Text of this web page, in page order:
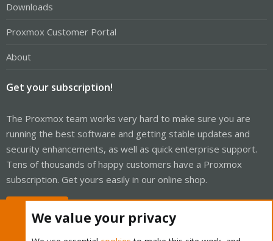
Downloads
Proxmox Customer Portal
About
Get your subscription!
The Proxmox team works very hard to make sure you are
running the best software and getting stable updates and
security enhancements, as well as quick enterprise support.
Tens of thousands of happy customers have a Proxmox
subscription. Get yours easily in our online shop.
We value your privacy